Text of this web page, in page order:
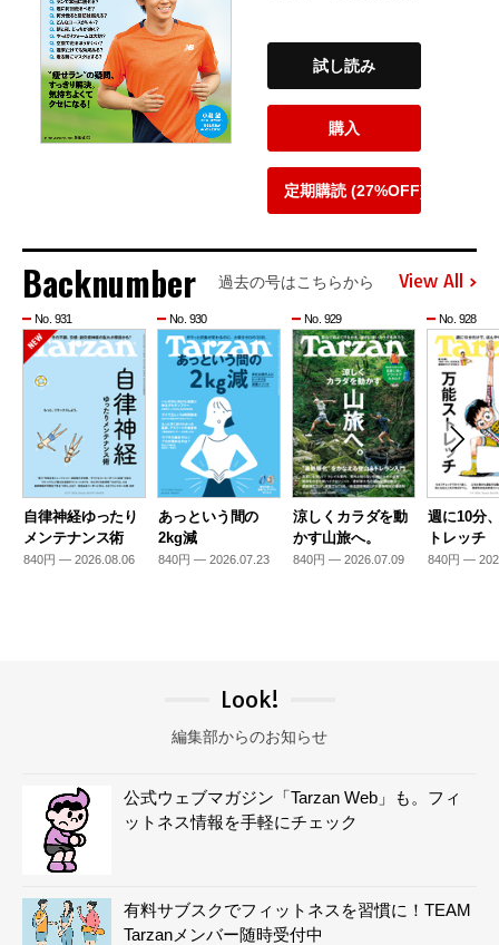
試し読み
購入
定期購読 (27%OFF)
Backnumber 過去の号はこちらから View All
No. 931
自律神経ゆったり
メンテナンス術
840円 — 2026.08.06
No. 930
あっという間の
2kg減
840円 — 2026.07.23
No. 929
涼しくカラダを動
かす山旅へ。
840円 — 2026.07.09
No. 928
週に10分
トレッチ
840円 —
Look!
編集部からのお知らせ
公式ウェブマガジン「Tarzan Web」も。フィ
ットネス情報を手軽にチェック
有料サブスクでフィットネスを習慣に！TEAM
Tarzanメンバー随時受付中